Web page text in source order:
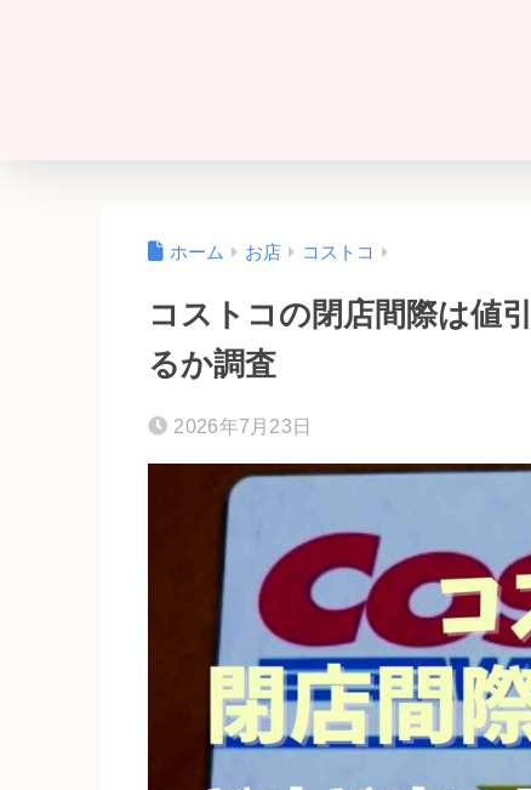
ホーム お店 コストコ
コストコの閉店間際は値
るか調査
2026年7月23日